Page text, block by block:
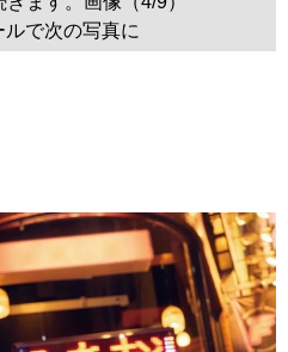
ルで次の写真に